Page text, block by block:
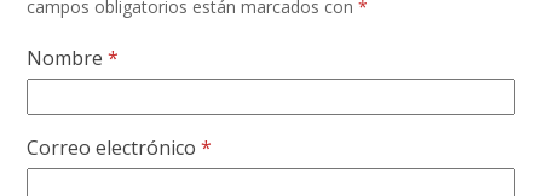
campos obligatorios están marcados con*
Nombre*
Correo electrónico*